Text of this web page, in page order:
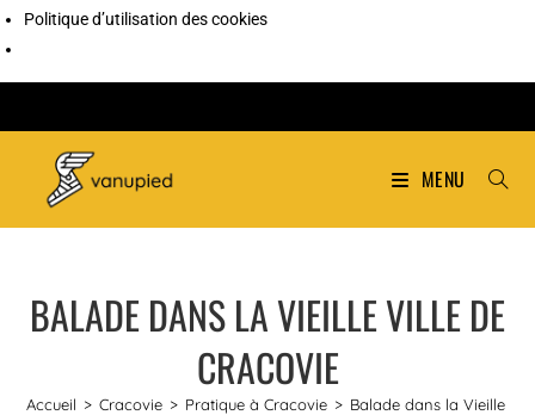
Politique d’utilisation des cookies
MENU
BALADE DANS LA VIEILLE VILLE DE
CRACOVIE
Accueil > Cracovie > Pratique à Cracovie > Balade dans la Vieille